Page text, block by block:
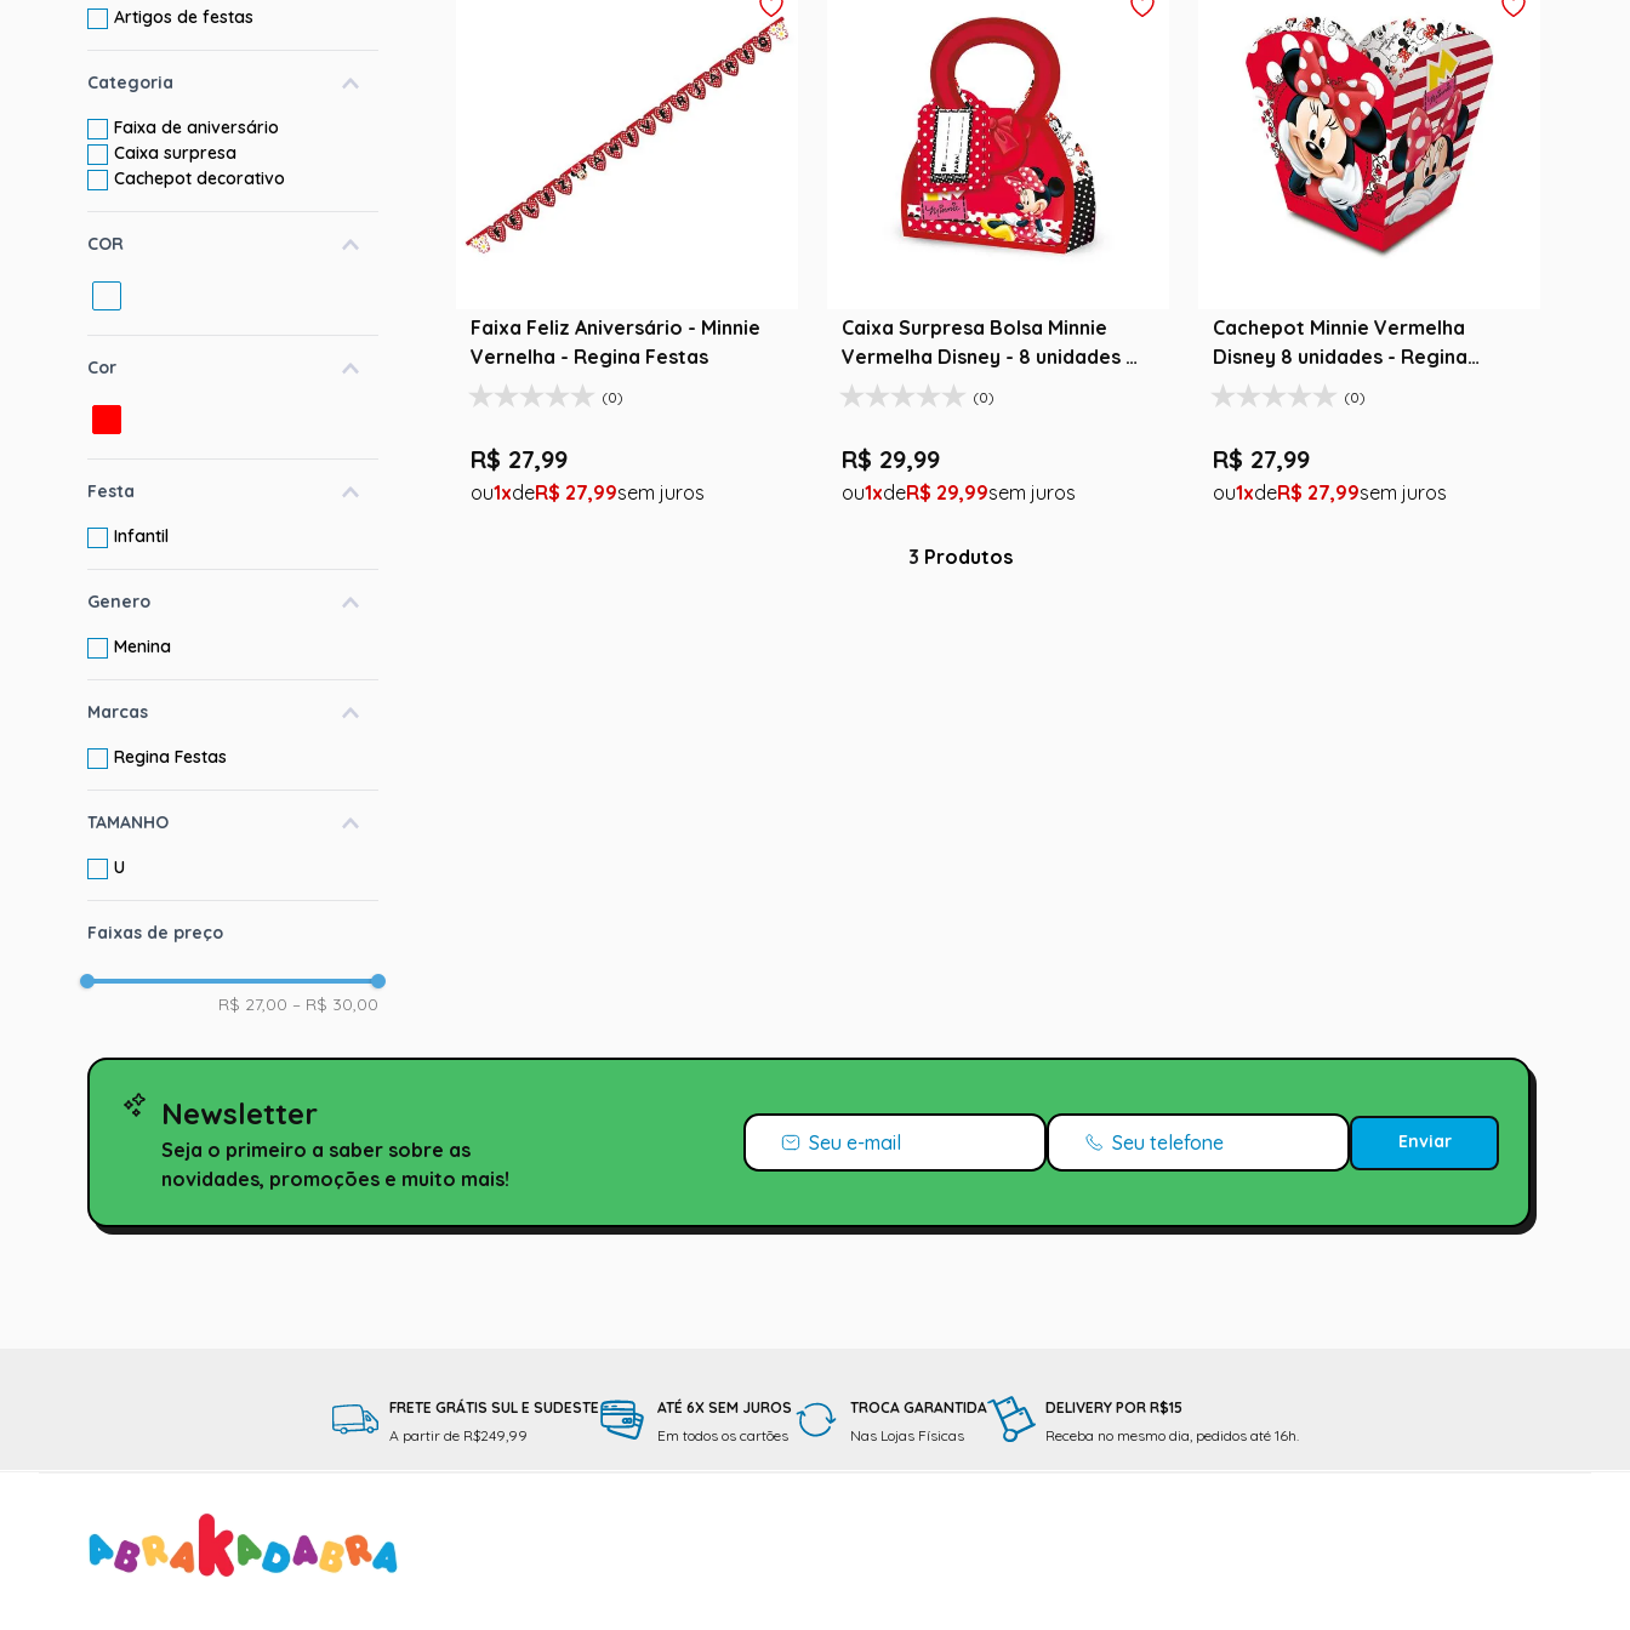
Artigos de festas
Categoria
Faixa de aniversário
Caixa surpresa
Cachepot decorativo
COR
Cor
Festa
Infantil
Genero
Menina
Marcas
Regina Festas
TAMANHO
U
Faixas de preço
R$ 27,00 – R$ 30,00
Faixa Feliz Aniversário - Minnie
Vernelha - Regina Festas
(0)
R$ 27,99
1 R$ 27,99
Caixa Surpresa Bolsa Minnie
Vermelha Disney - 8 unidades -
Regina Festas (0)
R$ 29,99
1 R$ 29,99
Cachepot Minnie Vermelha
Disney 8 unidades - Regina
Festas
(0)
R$ 27,99
1 R$ 27,99
3 Produtos
Newsletter
Seja o primeiro a saber sobre as
novidades, promoções e muito mais!
Enviar
FRETE GRÁTIS SUL E SUDESTE
A partir de R$249,99
ATÉ 6X SEM JUROS
Em todos os cartões
TROCA GARANTIDA
Nas Lojas Físicas
DELIVERY POR R$15
Receba no mesmo dia, pedidos até 16h.